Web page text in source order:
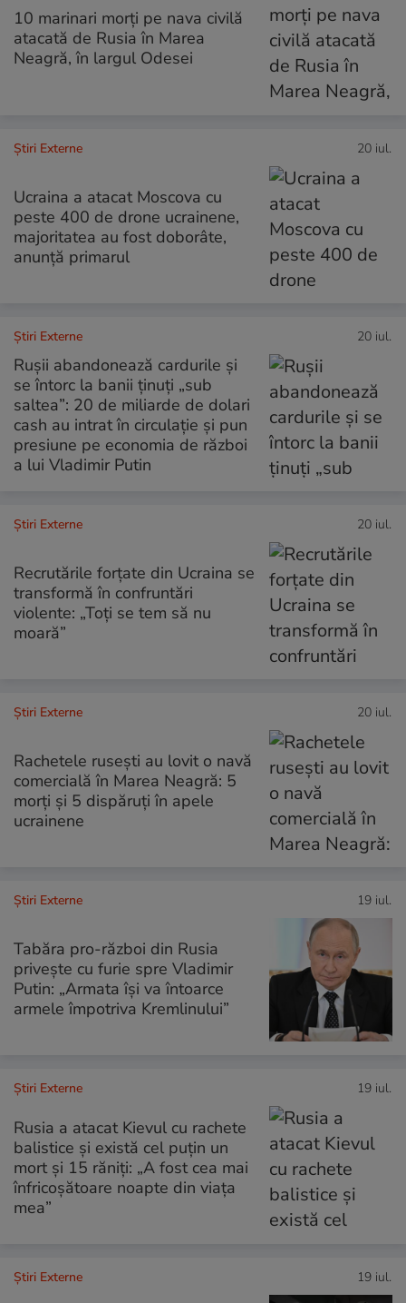
10 marinari morți pe nava civilă
atacată de Rusia în Marea
Neagră, în largul Odesei
Știri Externe 20 iul.
Ucraina a atacat Moscova cu
peste 400 de drone ucrainene,
majoritatea au fost doborâte,
anunţă primarul
Știri Externe 20 iul.
Rușii abandonează cardurile și
se întorc la banii ținuți „sub
saltea”: 20 de miliarde de dolari
cash au intrat în circulație și pun
presiune pe economia de război
a lui Vladimir Putin
Știri Externe 20 iul.
Recrutările forțate din Ucraina se
transformă în confruntări
violente: „Toți se tem să nu
moară”
Știri Externe 20 iul.
Rachetele rusești au lovit o navă
comercială în Marea Neagră: 5
morți și 5 dispăruți în apele
ucrainene
Știri Externe 19 iul.
Tabăra pro-război din Rusia
privește cu furie spre Vladimir
Putin: „Armata își va întoarce
armele împotriva Kremlinului”
Știri Externe 19 iul.
Rusia a atacat Kievul cu rachete
balistice și există cel puțin un
mort și 15 răniți: „A fost cea mai
înfricoşătoare noapte din viaţa
mea”
Știri Externe 19 iul.